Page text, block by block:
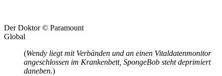
Der Doktor © Paramount
Global
(Wendy liegt mit Verbänden und an einen Vitaldatenmonitor
angeschlossen im Krankenbett, SpongeBob steht deprimiert
daneben.)